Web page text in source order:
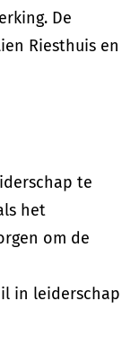
De
Riesthuis en
te
het
om de
in leiderschap